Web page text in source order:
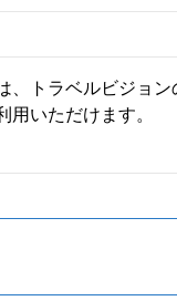
、トラベルビジョ
用いただけます。